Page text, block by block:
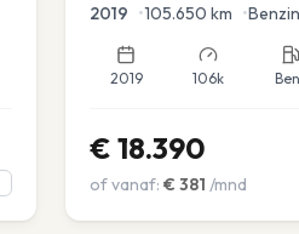
2019 •105.650 km •
2019 106k
€ 18.390
of vanaf: € 381 /mnd